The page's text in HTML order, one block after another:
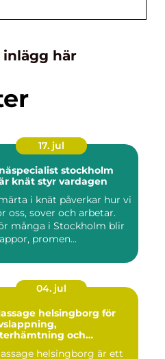
inlägg här
17. jul
stockholm
knät styr vardagen
i knät påverkar hur vi
oss, sover och arbetar.
många i Stockholm blir
promen...
04. jul
helsingborg för
och
helsingborg är ett